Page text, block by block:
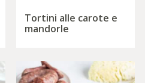
Tortini alle carote e
mandorle